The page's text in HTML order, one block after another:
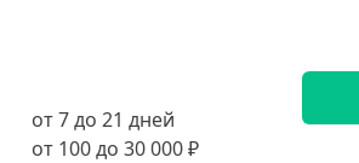
от 7 до 21 дней
от 100 до 30 000 ₽